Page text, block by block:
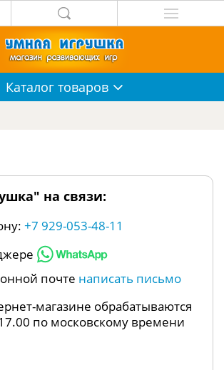
Каталог товаров
на связи:
+7 929-053-48-11
почте написать письмо
магазине обрабатываются
по московскому времени